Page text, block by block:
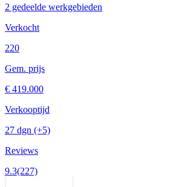
2 gedeelde werkgebieden
Verkocht
220
Gem. prijs
€ 419.000
Verkooptijd
27 dgn (+5)
Reviews
9.3(227)